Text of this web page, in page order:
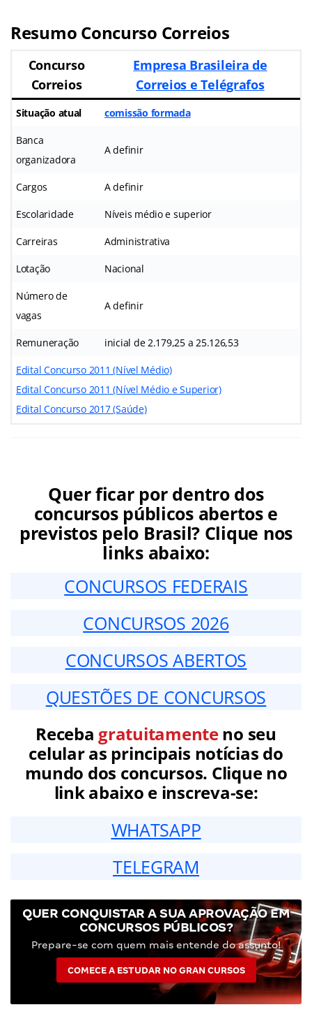
Resumo Concurso Correios
Concurso
Correios
Empresa Brasileira de
Correios e Telégrafos
Situação atual comissão formada
Banca
organizadora
A definir
Cargos A definir
Escolaridade Níveis médio e superior
Carreiras Administrativa
Lotação Nacional
Número de
vagas
A definir
Remuneração inicial de 2.179,25 a 25.126,53
Edital Concurso 2011 (Nível Médio)
Edital Concurso 2011 (Nível Médio e Superior)
Edital Concurso 2017 (Saúde)
Quer ficar por dentro dos
concursos públicos abertos e
previstos pelo Brasil? Clique nos
links abaixo:
CONCURSOS FEDERAIS
CONCURSOS 2026
CONCURSOS ABERTOS
QUESTÕES DE CONCURSOS
Receba gratuitamenteno seu
celular as principais notícias do
mundo dos concursos. Clique no
link abaixo e inscreva-se:
WHATSAPP
TELEGRAM
QUER CONQUISTAR A SUA APROVAÇÃO EM
CONCURSOS PÚBLICOS?
Prepare-se com quem mais entende do assunto!
COMECE A ESTUDAR NO GRAN CURSOS